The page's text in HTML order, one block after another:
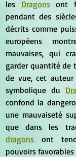
les Dragons ont
pendant des
décrits comme
européens
mauvaises, qui
garder quantité de
de vue, cet
symbolique du
confond la
une mauvaiseté
dragons ont
pouvoirs